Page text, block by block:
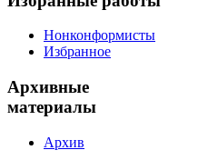
Нонконформисты
Избранное
Архивные
материалы
Архив